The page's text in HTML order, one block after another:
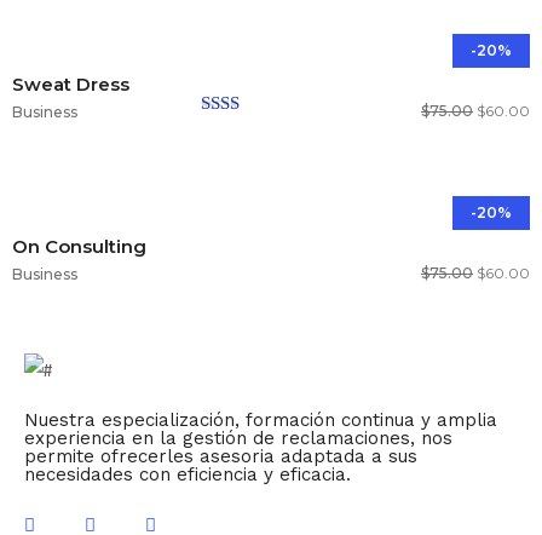
-20%
Sweat Dress
Business $75.00 $60.00
-20%
On Consulting
Business $75.00 $60.00
Nuestra especialización, formación continua y amplia
experiencia en la gestión de reclamaciones, nos
permite ofrecerles asesoria adaptada a sus
necesidades con eficiencia y eficacia.